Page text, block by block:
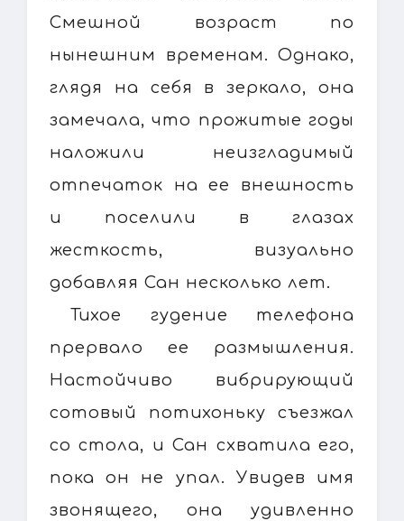
Смешной возраст по
нынешним временам. Однако,
глядя на себя в зеркало, она
замечала, что прожитые годы
наложили неизгладимый
отпечаток на ее внешность
и поселили в глазах
жесткость, визуально
добавляя Сан несколько лет.
Тихое гудение телефона
прервало ее размышления.
Настойчиво вибрирующий
сотовый потихоньку съезжал
со стола, и Сан схватила его,
пока он не упал. Увидев имя
звонящего, она удивленно